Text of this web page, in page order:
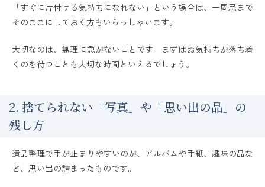
「すぐに片付ける気持ちになれない」という場合は、一周忌まで
そのままにしておく方もいらっしゃいます。
大切なのは、無理に急がないことです。まずはお気持ちが落ち着
くのを待つことも大切な時間といえるでしょう。
2. 捨てられない「写真」や「思い出の品」の
残し方
遺品整理で手が止まりやすいのが、アルバムや手紙、趣味の品な
ど、思い出の詰まったものです。